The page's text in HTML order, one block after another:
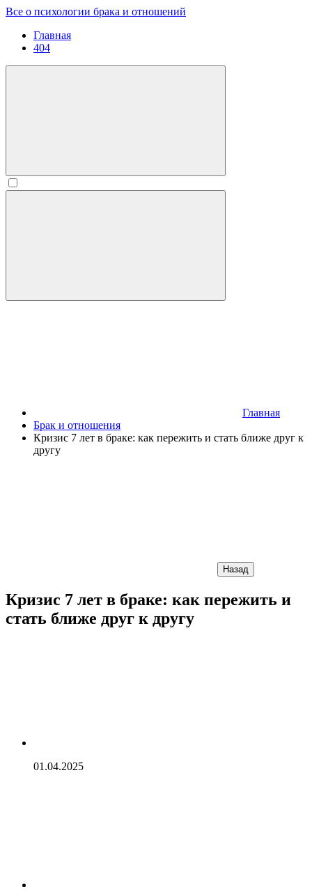
Все о психологии брака и отношений
Главная
404
Главная
Брак и отношения
Кризис 7 лет в браке: как пережить и стать ближе друг к
другу
Назад
Кризис 7 лет в браке: как пережить и
стать ближе друг к другу
01.04.2025